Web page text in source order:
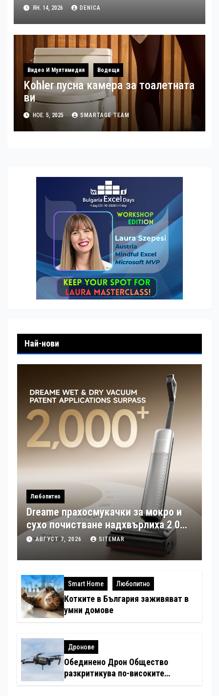
излъчвания по време на ISE 2026
ЯН. 14, 2026 DENICA
Видео И Мултимедия Водещи
Kohler пусна камера за тоалетната
ви
НОЕ. 5, 2025 SMARTAGE TEAM
Най-нови
Любопитно
Dreame прахосмукачки за мокро и
сухо почистване надхвърлиха 2 000
патентни заявки в световен мащаб
АВГУСТ 7, 2026 SITEMAR
Smart Home Любопитно
Котките в България заживяват в
умни домове
Дронове
Обединено Дрон Общество
разкритикува по-високите